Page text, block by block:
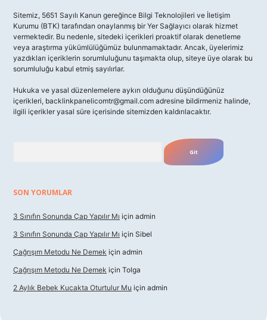
Sitemiz, 5651 Sayılı Kanun gereğince Bilgi Teknolojileri ve İletişim
Kurumu (BTK) tarafından onaylanmış bir Yer Sağlayıcı olarak hizmet
vermektedir. Bu nedenle, sitedeki içerikleri proaktif olarak denetleme
veya araştırma yükümlülüğümüz bulunmamaktadır. Ancak, üyelerimiz
yazdıkları içeriklerin sorumluluğunu taşımakta olup, siteye üye olarak bu
sorumluluğu kabul etmiş sayılırlar.
Hukuka ve yasal düzenlemelere aykırı olduğunu düşündüğünüz
içerikleri, backlinkpanelicomtr@gmail.com adresine bildirmeniz halinde,
ilgili içerikler yasal süre içerisinde sitemizden kaldırılacaktır.
SON YORUMLAR
3 Sınıfın Sonunda Çap Yapılır Mı için admin
3 Sınıfın Sonunda Çap Yapılır Mı için Sibel
Çağrışım Metodu Ne Demek için admin
Çağrışım Metodu Ne Demek için Tolga
2 Aylık Bebek Kucakta Oturtulur Mu için admin